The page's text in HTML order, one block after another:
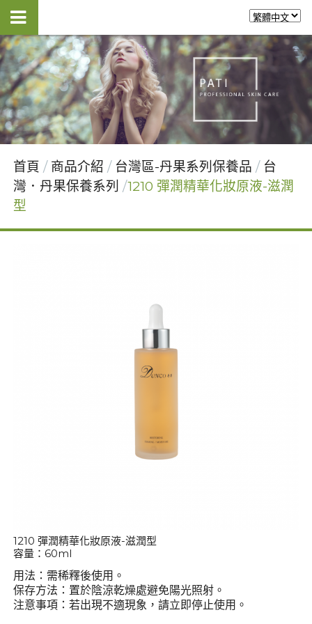
首頁 商品介紹 台灣區-丹果系列保養品
台
灣．丹果保養系列
1210 彈潤精華化妝原液-滋潤
型
1210 彈潤精華化妝原液-滋潤型
容量：60ml
用法：需稀釋後使用。
保存方法：置於陰涼乾燥處避免陽光照射。
注意事項：若出現不適現象，請立即停止使用。